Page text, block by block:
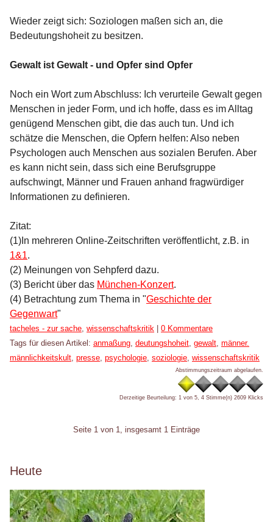
Wieder zeigt sich: Soziologen maßen sich an, die
Bedeutungshoheit zu besitzen.
Gewalt ist Gewalt - und Opfer sind Opfer
Noch ein Wort zum Abschluss: Ich verurteile Gewalt gegen
Menschen in jeder Form, und ich hoffe, dass es im Alltag
genügend Menschen gibt, die das auch tun. Und ich
schätze die Menschen, die Opfern helfen: Also neben
Psychologen auch Menschen aus sozialen Berufen. Aber
es kann nicht sein, dass sich eine Berufsgruppe
aufschwingt, Männer und Frauen anhand fragwürdiger
Informationen zu definieren.
Zitat:
(1)In mehreren Online-Zeitschriften veröffentlicht, z.B. in
1&1.
(2) Meinungen von Sehpferd dazu.
(3) Bericht über das München-Konzert.
(4) Betrachtung zum Thema in "Geschichte der
Gegenwart"
Kategorien:
tacheles - zur sache wissenschaftskritik
0 Kommentare
Tags für diesen Artikel: anmaßung deutungshoheit gewalt männer.
männlichkeitskult presse psychologie soziologie wissenschaftskritik
Abstimmungszeitraum abgelaufen.
Derzeitige Beurteilung: 1 von 5, 4 Stimme(n) 2609 Klicks
Seite 1 von 1, insgesamt 1 Einträge
Seitenleiste
Heute